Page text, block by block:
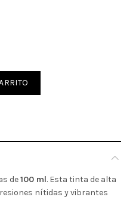
ML cantidad
de100 ml. Esta tinta de alta
nítidas y vibrantes